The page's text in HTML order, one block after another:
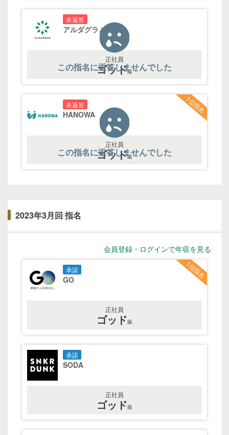
この指名に返答しませんでした
未返答
アルダグラム
正社員
ゴッド級
この指名に返答しませんでした
1位指名
未返答
HANOWA
正社員
ゴッド級
2023年3月回 指名
会員登録・ログインで年収を見る
1位指名
承諾
GO
正社員
ゴッド級
承諾
SODA
正社員
ゴッド級